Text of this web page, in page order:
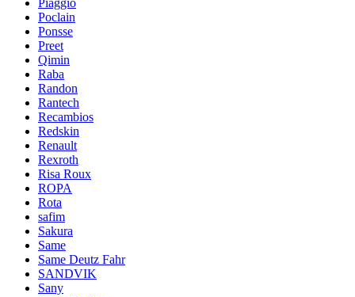
Piaggio
Poclain
Ponsse
Preet
Qimin
Raba
Randon
Rantech
Recambios
Redskin
Renault
Rexroth
Risa Roux
ROPA
Rota
safim
Sakura
Same
Same Deutz Fahr
SANDVIK
Sany